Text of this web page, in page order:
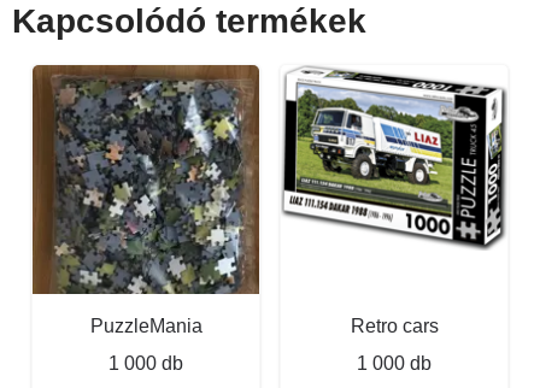
Kapcsolódó termékek
PuzzleMania
1 000 db
Retro cars
1 000 db